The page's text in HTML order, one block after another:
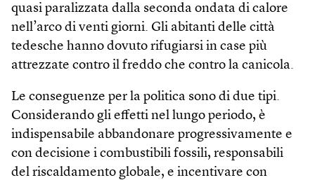
quasi paralizzata dalla seconda ondata di calore
nell’arco di venti giorni. Gli abitanti delle città
tedesche hanno dovuto rifugiarsi in case più
attrezzate contro il freddo che contro la canicola.
Le conseguenze per la politica sono di due tipi.
Considerando gli effetti nel lungo periodo, è
indispensabile abbandonare progressivamente e
con decisione i combustibili fossili, responsabili
del riscaldamento globale, e incentivare con